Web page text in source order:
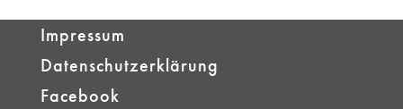
Impressum
Datenschutzerklärung
Facebook